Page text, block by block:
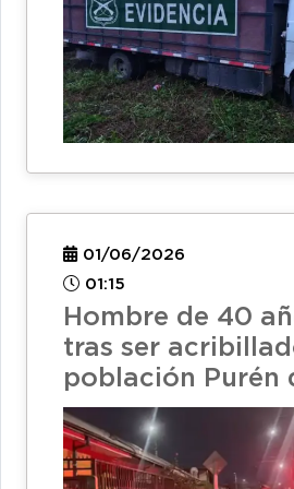
01/06/2026
01:15
Hombre de 40
tras ser
población Purén